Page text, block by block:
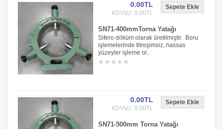
0.00TL
KDVsiz: 0.00TL
SN71-400mmTorna Yatağı
Sifero döküm olarak üretilmiştir. Boru
işlemelerinde titreşimsiz, hassas
yüzeyler işleme ol..
0.00TL
KDVsiz: 0.00TL
SN71-500mm Torna Yatağı